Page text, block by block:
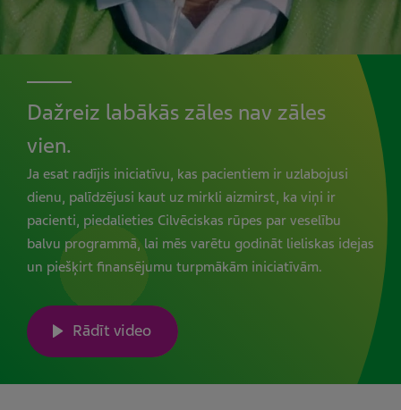
Dažreiz labākās zāles nav zāles
vien.
Ja esat radījis iniciatīvu, kas pacientiem ir uzlabojusi
dienu, palīdzējusi kaut uz mirkli aizmirst, ka viņi ir
pacienti, piedalieties Cilvēciskas rūpes par veselību
balvu programmā, lai mēs varētu godināt lieliskas idejas
un piešķirt finansējumu turpmākām iniciatīvām.
Rādīt video